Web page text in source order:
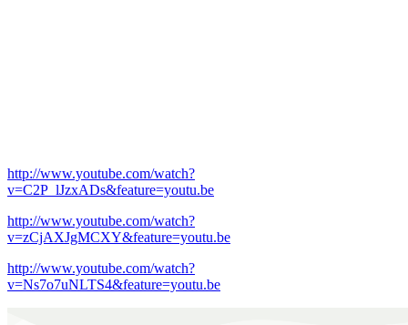
http://www.youtube.com/watch?
v=C2P_lJzxADs&feature=youtu.be
http://www.youtube.com/watch?
v=zCjAXJgMCXY&feature=youtu.be
http://www.youtube.com/watch?
v=Ns7o7uNLTS4&feature=youtu.be